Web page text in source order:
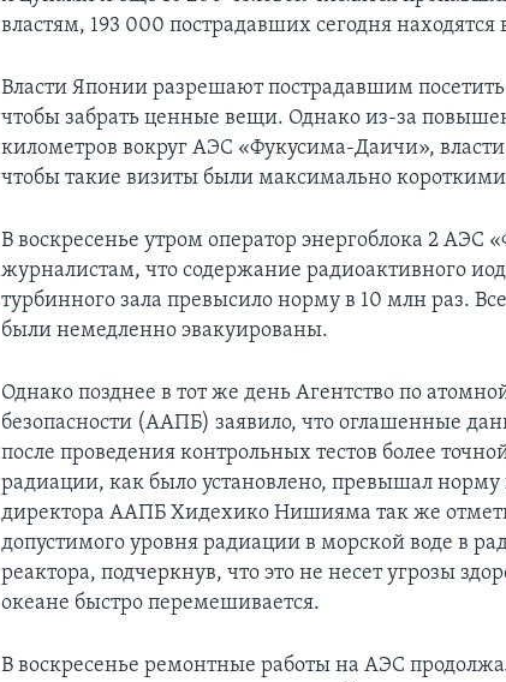
властям, 193 000 пострадавших сегодня
Власти Японии разрешают пострадавшим
чтобы забрать ценные вещи. Однако из-за
километров вокруг АЭС «Фукусима-Даичи»,
чтобы такие визиты были максимально
В воскресенье утром оператор энергоблока 2 АЭС
журналистам, что содержание радиоактивного
турбинного зала превысило норму в 10 млн раз.
были немедленно эвакуированы.
Однако позднее в тот же день Агентство по
безопасности (ААПБ) заявило, что оглашенные
после проведения контрольных тестов более
радиации, как было установлено, превышал норму
директора ААПБ Хидехико Нишияма так же
допустимого уровня радиации в морской воде в
реактора, подчеркнув, что это не несет угрозы
океане быстро перемешивается.
В воскресенье ремонтные работы на АЭС